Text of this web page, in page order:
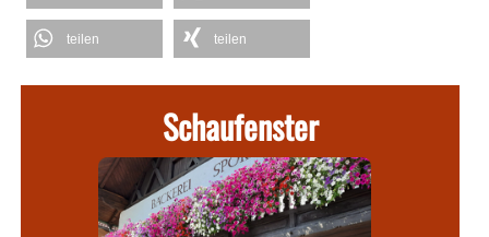
teilen teilen
Schaufenster